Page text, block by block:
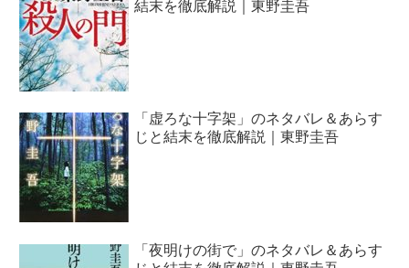
結末を徹底解説｜東野圭吾
「虚ろな十字架」のネタバレ＆あらす
じと結末を徹底解説｜東野圭吾
「夜明けの街で」のネタバレ＆あらす